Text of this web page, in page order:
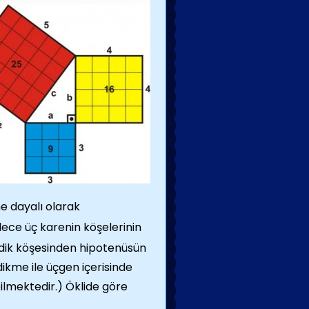
dayalı olarak
üç karenin köşelerinin
köşesinden hipotenüsün
ile üçgen içerisinde
Öklide göre